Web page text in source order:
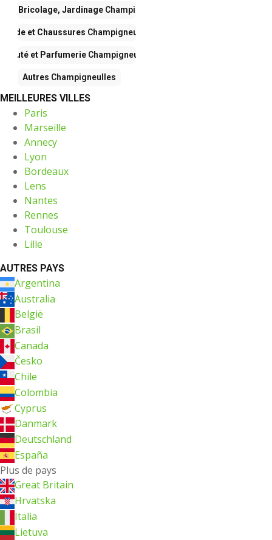
Bricolage, Jardinage Champigneulles
Mode et Chaussures Champigneulles
Beauté et Parfumerie Champigneulles
Autres Champigneulles
MEILLEURES VILLES
Paris
Marseille
Annecy
Lyon
Bordeaux
Lens
Nantes
Rennes
Toulouse
Lille
AUTRES PAYS
Argentina
Australia
België
Brasil
Canada
Česko
Chile
Colombia
Cyprus
Danmark
Deutschland
España
Plus de pays
Great Britain
Hrvatska
Italia
Lietuva